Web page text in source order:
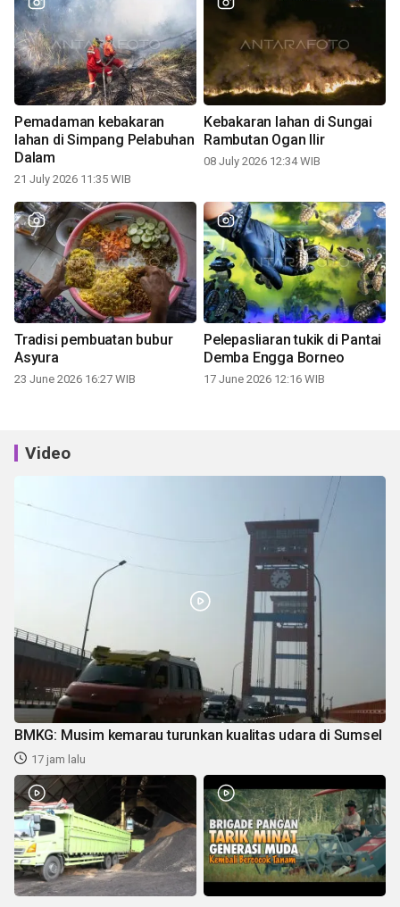
Pemadaman kebakaran
lahan di Simpang Pelabuhan
Dalam
21 July 2026 11:35 WIB
Kebakaran lahan di Sungai
Rambutan Ogan Ilir
08 July 2026 12:34 WIB
Tradisi pembuatan bubur
Asyura
23 June 2026 16:27 WIB
Pelepasliaran tukik di Pantai
Demba Engga Borneo
17 June 2026 12:16 WIB
Video
BMKG: Musim kemarau turunkan kualitas udara di Sumsel
17 jam lalu